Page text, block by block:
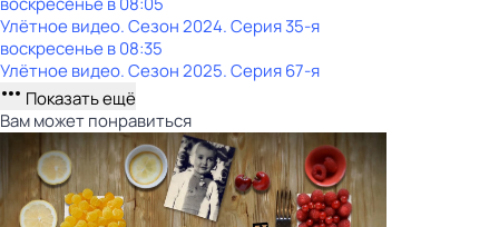
Улётное видео. Сезон 2024. Серия 35-я
воскресенье в08:35
Улётное видео. Сезон 2025. Серия 67-я
Показать ещё
Вам может понравиться